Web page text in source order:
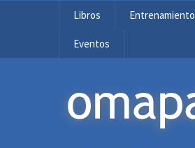
Libros Entrenamiento
Eventos
OMAPA